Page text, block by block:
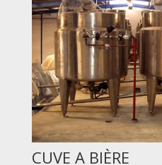
CUVE A BIÈRE